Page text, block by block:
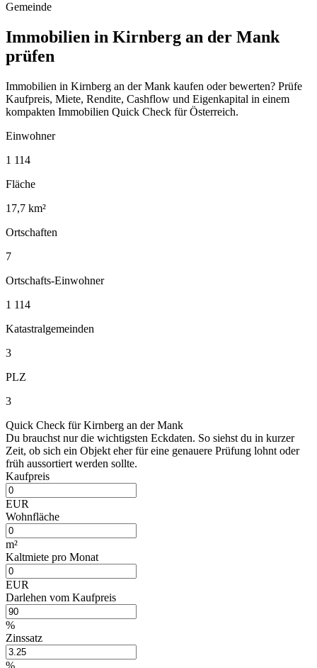
Gemeinde
Immobilien in Kirnberg an der Mank
prüfen
Immobilien in Kirnberg an der Mank kaufen oder bewerten? Prüfe
Kaufpreis, Miete, Rendite, Cashflow und Eigenkapital in einem
kompakten Immobilien Quick Check für Österreich.
Einwohner
1 114
Fläche
17,7 km²
Ortschaften
7
Ortschafts-Einwohner
1 114
Katastralgemeinden
3
PLZ
3
Quick Check für Kirnberg an der Mank
Du brauchst nur die wichtigsten Eckdaten. So siehst du in kurzer
Zeit, ob sich ein Objekt eher für eine genauere Prüfung lohnt oder
früh aussortiert werden sollte.
Kaufpreis
EUR
Wohnfläche
m²
Kaltmiete pro Monat
EUR
Darlehen vom Kaufpreis
%
Zinssatz
%